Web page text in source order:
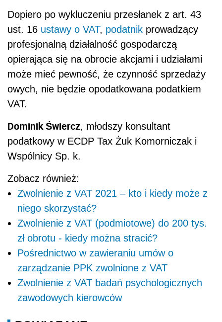
Dopiero po wykluczeniu przesłanek z art. 43
ust. 16 ustawy o VAT, podatnik prowadzący
profesjonalną działalność gospodarczą
opierająca się na obrocie akcjami i udziałami
może mieć pewność, że czynność sprzedaży
owych, nie będzie opodatkowana podatkiem
VAT.
Dominik Świercz, młodszy konsultant
podatkowy w ECDP Tax Żuk Komorniczak i
Wspólnicy Sp. k.
Zobacz również:
Zwolnienie z VAT 2021 – kto i kiedy może z
niego skorzystać?
Zwolnienie z VAT (podmiotowe) do 200 tys.
zł obrotu - kiedy można stracić?
Pośrednictwo w zawieraniu umów o
zarządzanie PPK zwolnione z VAT
Zwolnienie z VAT badań psychologicznych
zawodowych kierowców